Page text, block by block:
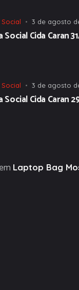
3 de agosto
Social Cida Caran
3 de agosto
Social Cida Caran
Laptop Bag